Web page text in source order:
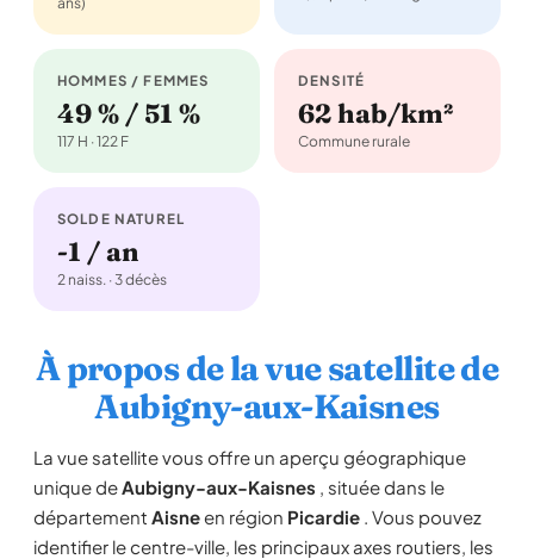
HOMMES / FEMMES
49 % / 51 %
117 H · 122 F
DENSITÉ
62 hab/km²
Commune rurale
SOLDE NATUREL
-1 / an
2 naiss. · 3 décès
À propos de la vue satellite de
Aubigny-aux-Kaisnes
La vue satellite vous offre un aperçu géographique
unique deAubigny-aux-Kaisnes , située dans le
département Aisneen région Picardie . Vous pouvez
identifier le centre-ville, les principaux axes routiers, les